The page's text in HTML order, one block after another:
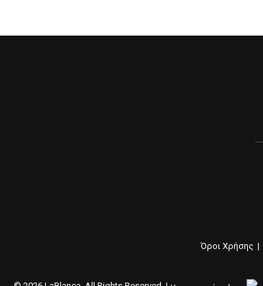
Όροι Χρήσης |